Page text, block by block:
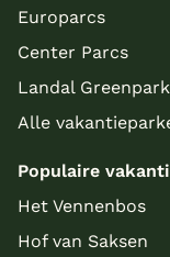
Europarcs
Center Parcs
Landal
Alle
Populaire
Het Vennenbos
Hof van Saksen